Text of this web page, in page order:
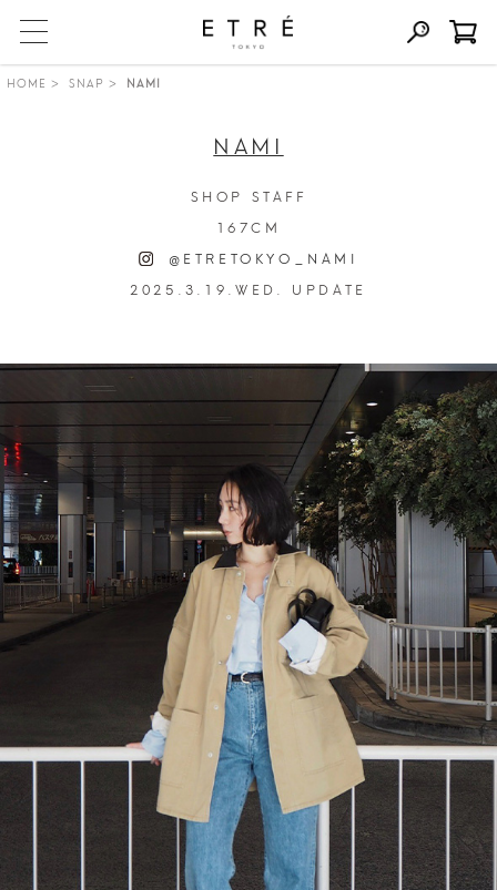
HOME SNAP NAMI
NAMI
SHOP STAFF
167CM
@ETRETOKYO_NAMI
2025.3.19.WED. UPDATE